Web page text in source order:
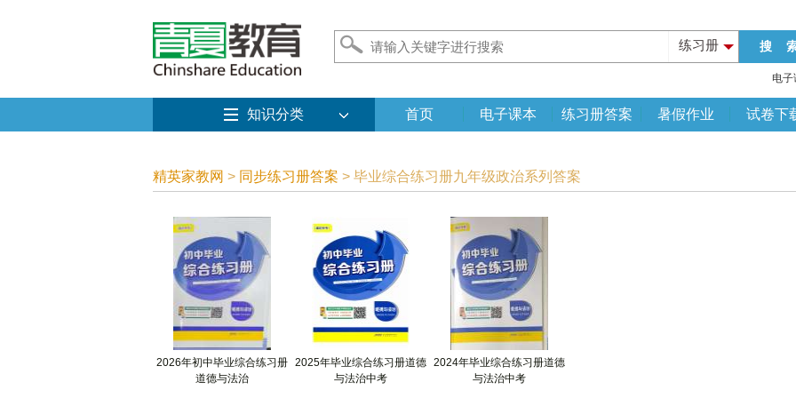
练习册
电子
知识分类 首页 电子课本 练习册答案 暑假作业 试卷下
精英家教网 > 同步练习册答案 > 毕业综合练习册九年级政治系列答案
2026年初中毕业综合练习册
道德与法治
2025年毕业综合练习册道德
与法治中考
2024年毕业综合练习册道德
与法治中考